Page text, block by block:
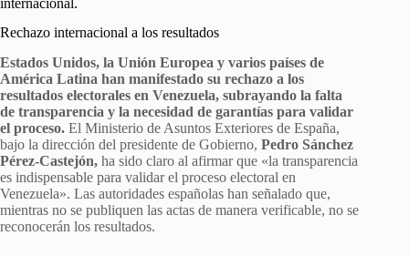
Rechazo internacional a los resultados
Estados Unidos, la Unión Europea y varios países de
América Latina han manifestado su rechazo a los
resultados electorales en Venezuela, subrayando la falta
de transparencia y la necesidad de garantías para validar
el proceso. El Ministerio de Asuntos Exteriores de España,
bajo la dirección del presidente de Gobierno, Pedro Sánchez
Pérez-Castejón, ha sido claro al afirmar que «la transparencia
es indispensable para validar el proceso electoral en
Venezuela». Las autoridades españolas han señalado que,
mientras no se publiquen las actas de manera verificable, no se
reconocerán los resultados.